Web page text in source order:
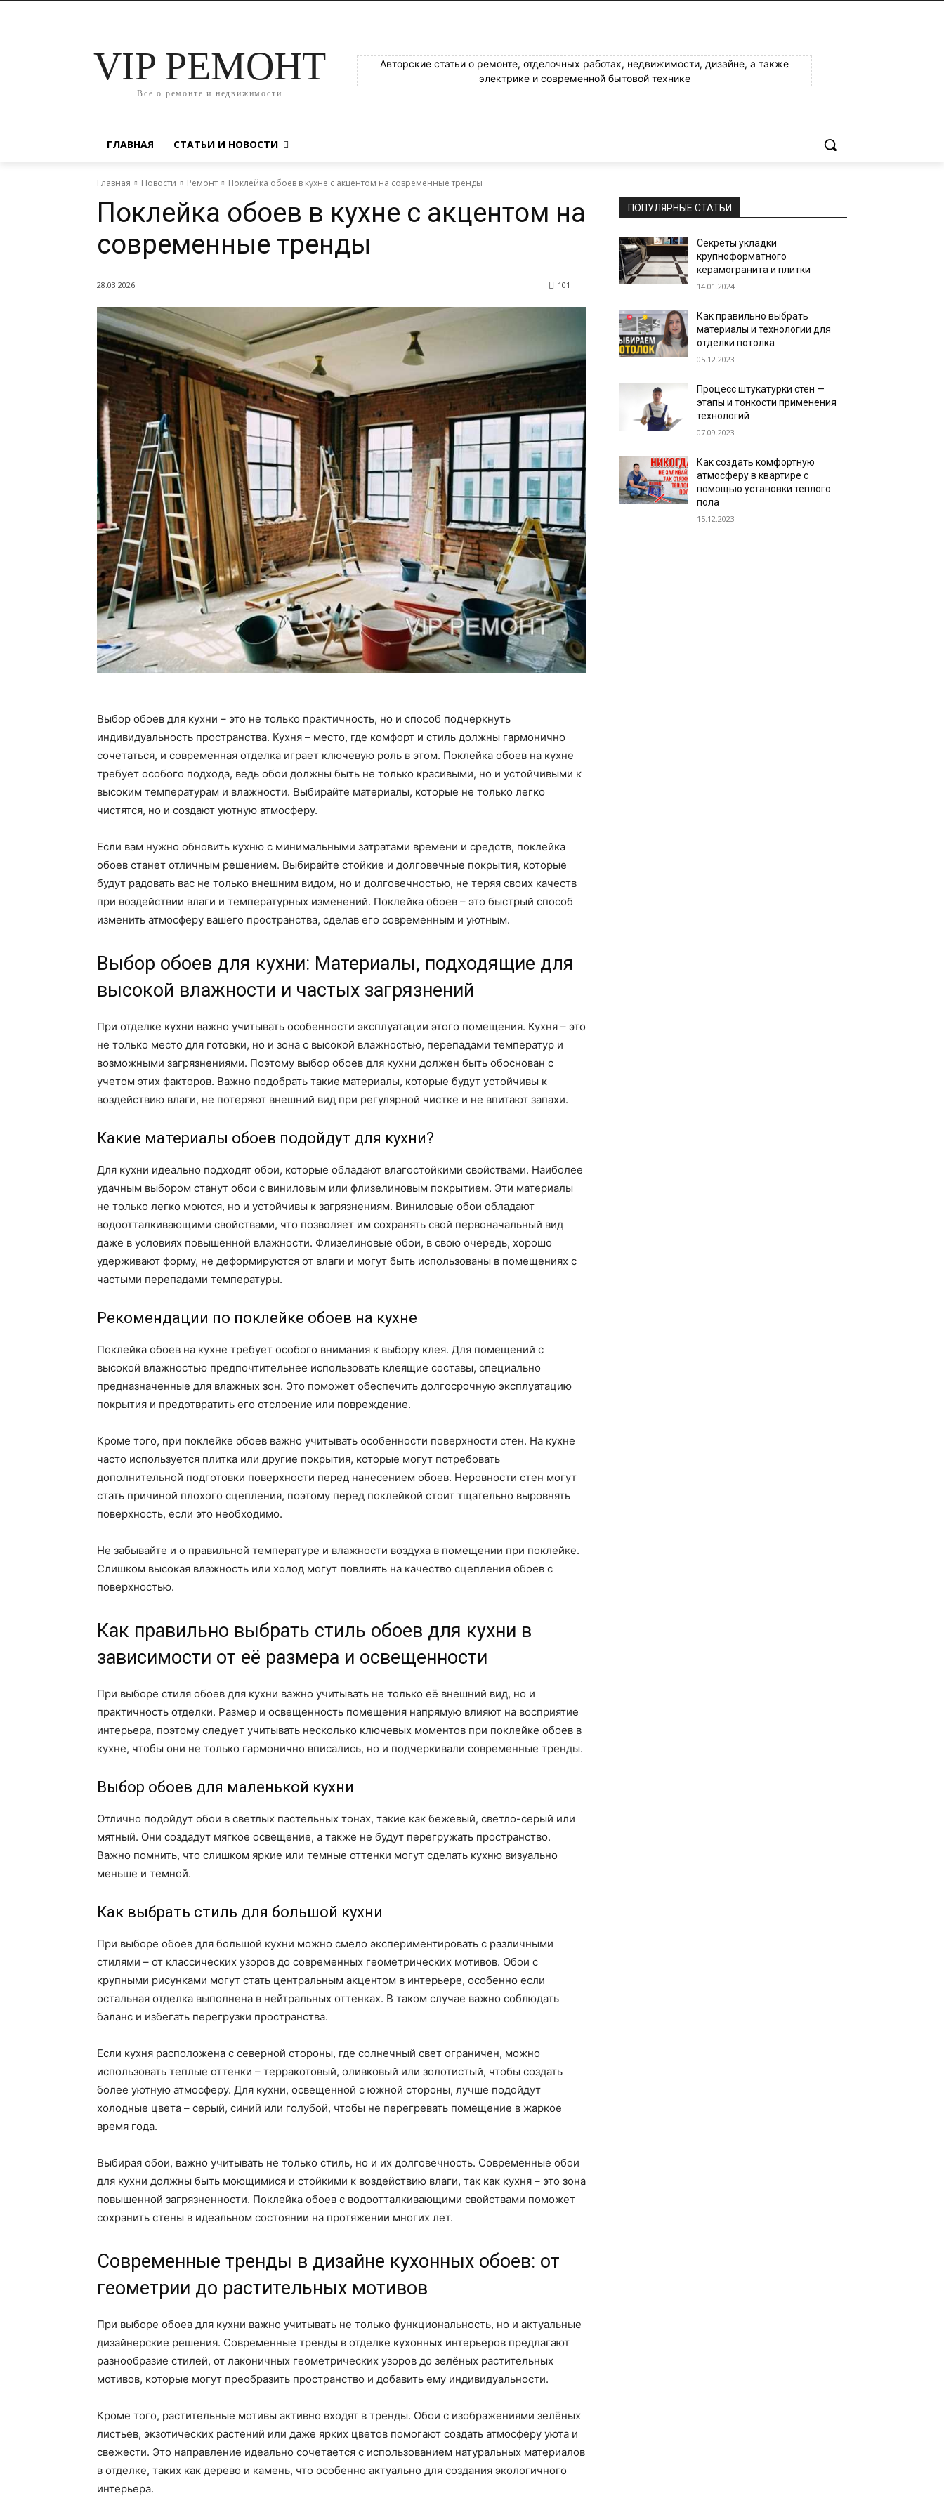
VIP РЕМОНТ
Всё о ремонте и недвижимости
Авторские статьи о ремонте, отделочных работах, недвижимости, дизайне, а также
электрике и современной бытовой технике
ГЛАВНАЯ СТАТЬИ И НОВОСТИ
Главная Новости Ремонт Поклейка обоев в кухне с акцентом на современные тренды
Поклейка обоев в кухне с акцентом на
современные тренды
28.03.2026 101
Выбор обоев для кухни – это не только практичность, но и способ подчеркнуть
индивидуальность пространства. Кухня – место, где комфорт и стиль должны гармонично
сочетаться, и современная отделка играет ключевую роль в этом. Поклейка обоев на кухне
требует особого подхода, ведь обои должны быть не только красивыми, но и устойчивыми к
высоким температурам и влажности. Выбирайте материалы, которые не только легко
чистятся, но и создают уютную атмосферу.
Если вам нужно обновить кухню с минимальными затратами времени и средств, поклейка
обоев станет отличным решением. Выбирайте стойкие и долговечные покрытия, которые
будут радовать вас не только внешним видом, но и долговечностью, не теряя своих качеств
при воздействии влаги и температурных изменений. Поклейка обоев – это быстрый способ
изменить атмосферу вашего пространства, сделав его современным и уютным.
Выбор обоев для кухни: Материалы, подходящие для
высокой влажности и частых загрязнений
При отделке кухни важно учитывать особенности эксплуатации этого помещения. Кухня – это
не только место для готовки, но и зона с высокой влажностью, перепадами температур и
возможными загрязнениями. Поэтому выбор обоев для кухни должен быть обоснован с
учетом этих факторов. Важно подобрать такие материалы, которые будут устойчивы к
воздействию влаги, не потеряют внешний вид при регулярной чистке и не впитают запахи.
Какие материалы обоев подойдут для кухни?
Для кухни идеально подходят обои, которые обладают влагостойкими свойствами. Наиболее
удачным выбором станут обои с виниловым или флизелиновым покрытием. Эти материалы
не только легко моются, но и устойчивы к загрязнениям. Виниловые обои обладают
водоотталкивающими свойствами, что позволяет им сохранять свой первоначальный вид
даже в условиях повышенной влажности. Флизелиновые обои, в свою очередь, хорошо
удерживают форму, не деформируются от влаги и могут быть использованы в помещениях с
частыми перепадами температуры.
Рекомендации по поклейке обоев на кухне
Поклейка обоев на кухне требует особого внимания к выбору клея. Для помещений с
высокой влажностью предпочтительнее использовать клеящие составы, специально
предназначенные для влажных зон. Это поможет обеспечить долгосрочную эксплуатацию
покрытия и предотвратить его отслоение или повреждение.
Кроме того, при поклейке обоев важно учитывать особенности поверхности стен. На кухне
часто используется плитка или другие покрытия, которые могут потребовать
дополнительной подготовки поверхности перед нанесением обоев. Неровности стен могут
стать причиной плохого сцепления, поэтому перед поклейкой стоит тщательно выровнять
поверхность, если это необходимо.
Не забывайте и о правильной температуре и влажности воздуха в помещении при поклейке.
Слишком высокая влажность или холод могут повлиять на качество сцепления обоев с
поверхностью.
Как правильно выбрать стиль обоев для кухни в
зависимости от её размера и освещенности
При выборе стиля обоев для кухни важно учитывать не только её внешний вид, но и
практичность отделки. Размер и освещенность помещения напрямую влияют на восприятие
интерьера, поэтому следует учитывать несколько ключевых моментов при поклейке обоев в
кухне, чтобы они не только гармонично вписались, но и подчеркивали современные тренды.
Выбор обоев для маленькой кухни
Отлично подойдут обои в светлых пастельных тонах, такие как бежевый, светло-серый или
мятный. Они создадут мягкое освещение, а также не будут перегружать пространство.
Важно помнить, что слишком яркие или темные оттенки могут сделать кухню визуально
меньше и темной.
Как выбрать стиль для большой кухни
При выборе обоев для большой кухни можно смело экспериментировать с различными
стилями – от классических узоров до современных геометрических мотивов. Обои с
крупными рисунками могут стать центральным акцентом в интерьере, особенно если
остальная отделка выполнена в нейтральных оттенках. В таком случае важно соблюдать
баланс и избегать перегрузки пространства.
Если кухня расположена с северной стороны, где солнечный свет ограничен, можно
использовать теплые оттенки – терракотовый, оливковый или золотистый, чтобы создать
более уютную атмосферу. Для кухни, освещенной с южной стороны, лучше подойдут
холодные цвета – серый, синий или голубой, чтобы не перегревать помещение в жаркое
время года.
Выбирая обои, важно учитывать не только стиль, но и их долговечность. Современные обои
для кухни должны быть моющимися и стойкими к воздействию влаги, так как кухня – это зона
повышенной загрязненности. Поклейка обоев с водоотталкивающими свойствами поможет
сохранить стены в идеальном состоянии на протяжении многих лет.
Современные тренды в дизайне кухонных обоев: от
геометрии до растительных мотивов
При выборе обоев для кухни важно учитывать не только функциональность, но и актуальные
дизайнерские решения. Современные тренды в отделке кухонных интерьеров предлагают
разнообразие стилей, от лаконичных геометрических узоров до зелёных растительных
мотивов, которые могут преобразить пространство и добавить ему индивидуальности.
Кроме того, растительные мотивы активно входят в тренды. Обои с изображениями зелёных
листьев, экзотических растений или даже ярких цветов помогают создать атмосферу уюта и
свежести. Это направление идеально сочетается с использованием натуральных материалов
в отделке, таких как дерево и камень, что особенно актуально для создания экологичного
интерьера.
ПОПУЛЯРНЫЕ СТАТЬИ
Секреты укладки
крупноформатного
керамогранита и плитки
14.01.2024
Как правильно выбрать
материалы и технологии для
отделки потолка
05.12.2023
Процесс штукатурки стен —
этапы и тонкости применения
технологий
07.09.2023
Как создать комфортную
атмосферу в квартире с
помощью установки теплого
пола
15.12.2023